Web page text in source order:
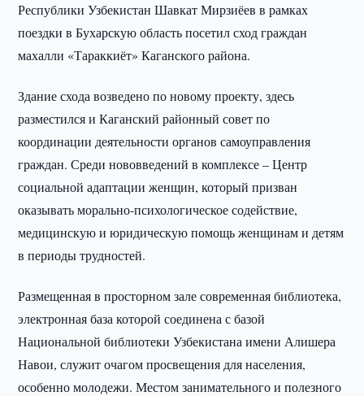
Республики Узбекистан Шавкат Мирзиёев в рамках
поездки в Бухарскую область посетил сход граждан
махалли «Тараккиёт» Каганского района.
Здание схода возведено по новому проекту, здесь
разместился и Каганский районный совет по
координации деятельности органов самоуправления
граждан. Среди нововведений в комплексе – Центр
социальной адаптации женщин, который призван
оказывать морально-психологическое содействие,
медицинскую и юридическую помощь женщинам и детям
в периоды трудностей.
Размещенная в просторном зале современная библиотека,
электронная база которой соединена с базой
Национальной библиотеки Узбекистана имени Алишера
Навои, служит очагом просвещения для населения,
особенно молодежи. Местом занимательного и полезного